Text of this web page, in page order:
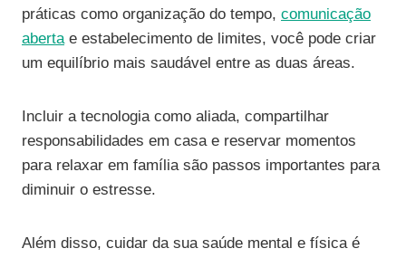
práticas como organização do tempo, comunicação
abertae estabelecimento de limites, você pode criar
um equilíbrio mais saudável entre as duas áreas.
Incluir a tecnologia como aliada, compartilhar
responsabilidades em casa e reservar momentos
para relaxar em família são passos importantes para
diminuir o estresse.
Além disso, cuidar da sua saúde mental e física é